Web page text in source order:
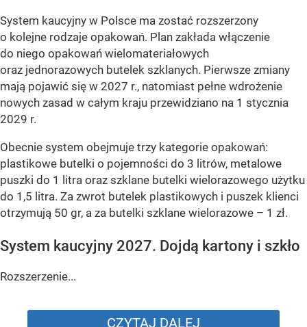
System kaucyjny w Polsce ma zostać rozszerzony
o kolejne rodzaje opakowań. Plan zakłada włączenie
do niego opakowań wielomateriałowych
oraz jednorazowych butelek szklanych. Pierwsze zmiany
mają pojawić się w 2027 r., natomiast pełne wdrożenie
nowych zasad w całym kraju przewidziano na 1 stycznia
2029 r.
Obecnie system obejmuje trzy kategorie opakowań:
plastikowe butelki o pojemności do 3 litrów, metalowe
puszki do 1 litra oraz szklane butelki wielorazowego użytku
do 1,5 litra. Za zwrot butelek plastikowych i puszek klienci
otrzymują 50 gr, a za butelki szklane wielorazowe – 1 zł.
System kaucyjny 2027. Dojdą kartony i szkło
Rozszerzenie...
CZYTAJ DALEJ